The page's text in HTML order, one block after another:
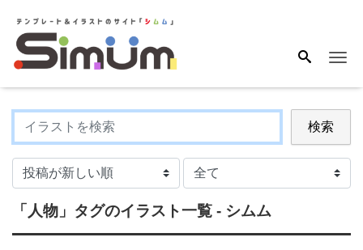
検索
「人物」タグのイラスト一覧 - シムム